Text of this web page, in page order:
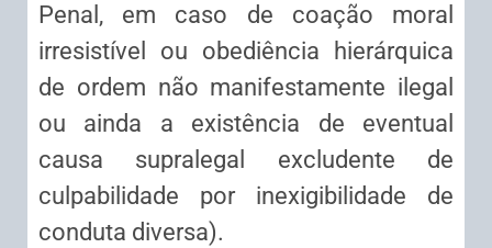
Penal, em caso de coação moral
irresistível ou obediência hierárquica
de ordem não manifestamente ilegal
ou ainda a existência de eventual
causa supralegal excludente de
culpabilidade por inexigibilidade de
conduta diversa).